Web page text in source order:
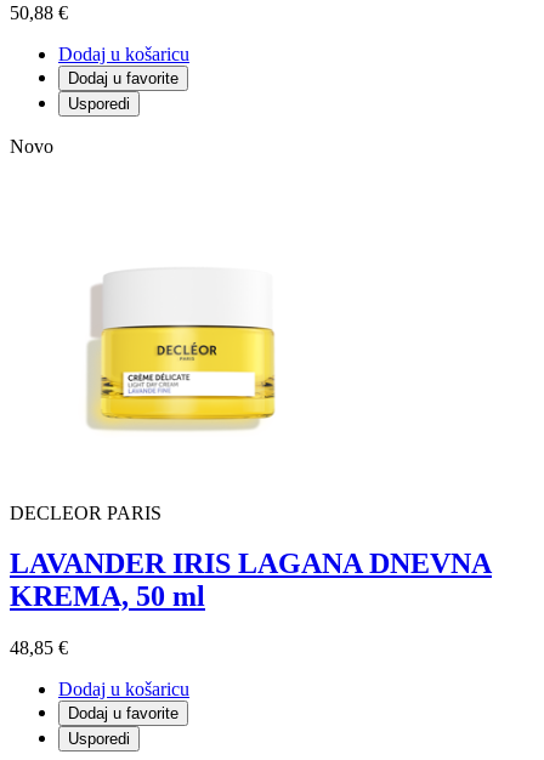
50,88 €
Dodaj u košaricu
Dodaj u favorite
Usporedi
Novo
DECLEOR PARIS
LAVANDER IRIS LAGANA DNEVNA
KREMA, 50 ml
48,85 €
Dodaj u košaricu
Dodaj u favorite
Usporedi